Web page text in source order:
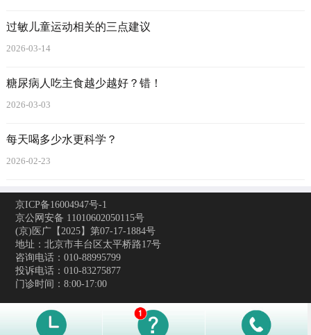
过敏儿童运动相关的三点建议
2026-03-14
糖尿病人吃主食越少越好？错！
2026-03-03
每天喝多少水更科学？
2026-02-23
京ICP备16004947号-1
京公网安备 11010602050115号
(京)医广【2025】第07-17-1884号
地址：北京市丰台区太平桥路17号
咨询电话：010-88995799
投诉电话：010-83275877
门诊时间：8:00-17:00